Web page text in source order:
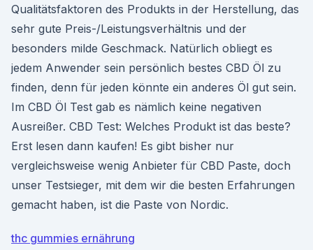
Qualitätsfaktoren des Produkts in der Herstellung, das
sehr gute Preis-/Leistungsverhältnis und der
besonders milde Geschmack. Natürlich obliegt es
jedem Anwender sein persönlich bestes CBD Öl zu
finden, denn für jeden könnte ein anderes Öl gut sein.
Im CBD Öl Test gab es nämlich keine negativen
Ausreißer. CBD Test: Welches Produkt ist das beste?
Erst lesen dann kaufen! Es gibt bisher nur
vergleichsweise wenig Anbieter für CBD Paste, doch
unser Testsieger, mit dem wir die besten Erfahrungen
gemacht haben, ist die Paste von Nordic.
thc gummies ernährung